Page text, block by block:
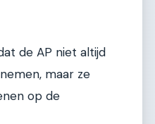
de AP niet altijd
maar ze
op de